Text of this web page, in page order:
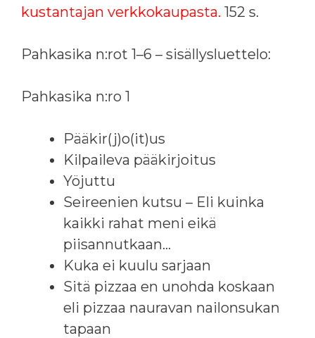
kustantajan verkkokaupasta. 152 s.
Pahkasika n:rot 1–6 – sisällysluettelo:
Pahkasika n:ro 1
Pääkir(j)o(it)us
Kilpaileva pääkirjoitus
Yöjuttu
Seireenien kutsu – Eli kuinka
kaikki rahat meni eikä
piisannutkaan…
Kuka ei kuulu sarjaan
Sitä pizzaa en unohda koskaan
eli pizzaa nauravan nailonsukan
tapaan